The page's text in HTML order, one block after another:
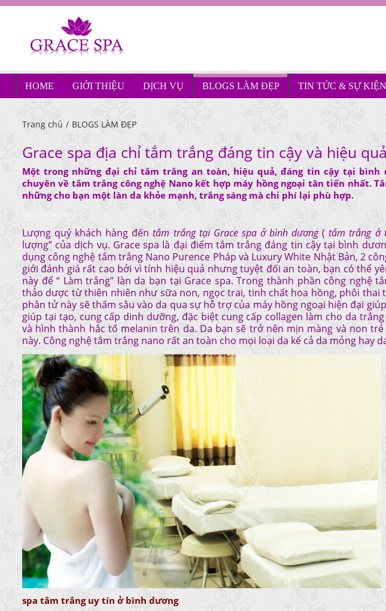
HOME GIỚI THIỆU DỊCH VỤ BLOGS LÀM ĐẸP TIN TỨC & SỰ
Trang chủ / BLOGS LÀM ĐẸP
Grace spa địa chỉ tắm trắng đáng tin cậy và hiệu
Một trong những đại chỉ tắm trắng an toàn, hiệu quả, đáng tin cậy tại bình
chuyên về tắm trắng công nghệ Nano kết hợp máy hồng ngoại tân tiến nhất.
những cho bạn một làn da khỏe mạnh, trắng sáng mà chi phí lại phù hợp.
spa uy tín ở bình dương
Lượng quý khách hàng đếntắm trắng tại Grace spa ở bình dương(tắm trắng ở
lượng” của dịch vụ. Grace spa là đại điểm tắm trắng đáng tin cậy tại bình
dụng công nghệ tắm trắng Nano Purence Pháp và Luxury White Nhật Bản, 2
giới đánh giá rất cao bởi vì tính hiệu quả nhưng tuyệt đối an toàn, bạn có thể
này để “ Làm trắng” làn da bạn tại Grace spa. Trong thành phần công nghệ
thảo dược từ thiên nhiên như sữa non, ngọc trai, tinh chất hoa hồng, phôi thai
phân tử này sẽ thấm sâu vào da qua sự hỗ trợ của máy hồng ngoại hiện đại
giúp tại tạo, cung cấp dinh dưỡng, đặc biệt cung cấp collagen làm cho da
và hình thành hắc tố melanin trên da. Da bạn sẽ trở nên mịn màng và non
này. Công nghệ tắm trắng nano rất an toàn cho mọi loại da kể cả da mỏng hay
spa tắm trắng uy tín ở bình dương